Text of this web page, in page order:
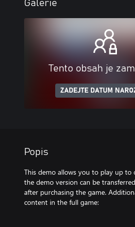
Galerie
Tento obsah je
ZADEJTE DATUM
Popis
This demo allows you to play up to
the demo version can be
after purchasing the game.
content in the full game: